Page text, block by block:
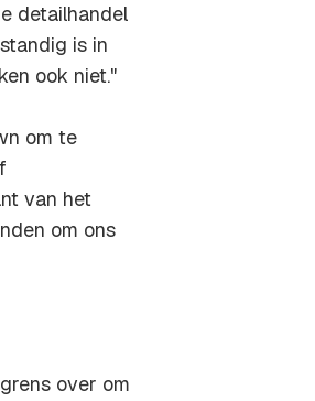
detailhandel
is in
ook niet."
om te
van het
om ons
over om